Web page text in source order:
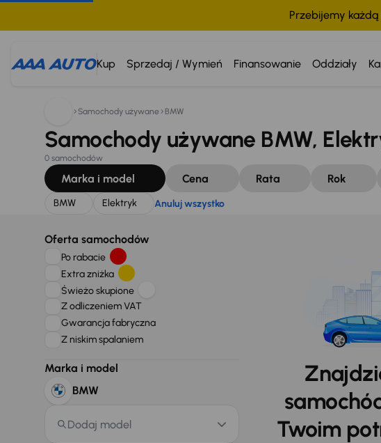
Przebijemy
Kup Sprzedaj / Wymień Finansowanie Oddziały
Szukam: Anuluj wszystko
Samochody używane BMW
Samochody używane BMW,
0 samochodów
Marka i model Cena Rata Rok
BMW Elektryk Anuluj wszystko
Oferta samochodów
Po rabacie
Extra zniżka
Świeżo skupione
Z odliczeniem VAT
Gwarancja fabryczna
Z niskim spalaniem
Marka i model
BMW
Dodaj model
Twoim